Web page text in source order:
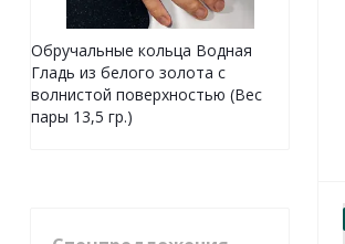
Обручальные кольца Водная
Гладь из белого золота с
волнистой поверхностью (Вес
пары 13,5 гр.)